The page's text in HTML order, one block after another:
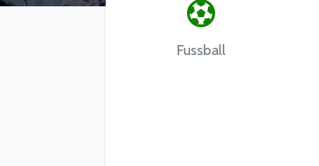
Fussball